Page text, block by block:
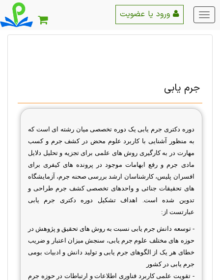
منو
اصلی
جرم یابی
دوره دکتری جرم یابی یک دوره تخصصی میان رشته ای است که
به منظور آشنایی با کاربرد علوم محض در کشف جرم و کسب
مهارت در به کارگیری روش های علمی برای تجزیه و تحلیل دلایل
مادی جرم و رفع ابهامات موجود در پرونده های کیفری برای
افسران پلیس، کارشناسان ارشد بررسی صحنه جرم، آزمایشگاه
های تحقیقات جنائی و واحدهای تخصصی کشف جرم طراحی و
تدوین شده است. اهداف تشکیل دوره دکتری جرم یابی
عبارتست از:
- توسعه دانش جرم یابی نسبت به روش های تحقیق و پژوهش در
حوزه های مختلف علوم جرم یابی، سنجش میزان اعتبار و ضریب
خطای هر یک از الگوهای جرم یابی و تولید دانش و ادبیات بومی
جرم یابی در کشور
- تقویت علمی کاربرد فناوری اطلاعات و ارتباطات در حوزه جرم